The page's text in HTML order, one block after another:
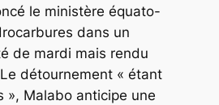
le ministère équato-
dans un
de mardi mais rendu
détournement « étant
», Malabo anticipe une